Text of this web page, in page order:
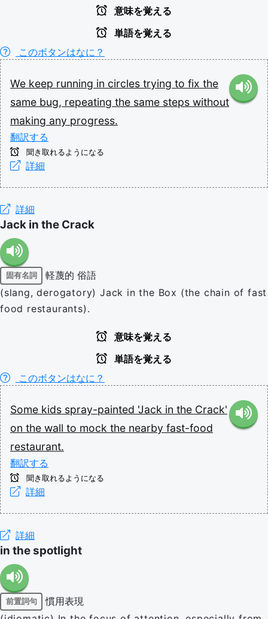
意味を覚える
単語を覚える
このボタンはなに？
We keep running in circles trying to fix the
same bug, repeating the same steps without
making any progress.
翻訳する
聞き取れるようになる
詳細
詳細
Jack in the Crack
固有名詞 軽蔑的 俗語
(slang, derogatory) Jack in the Box (the chain of fast
food restaurants).
意味を覚える
単語を覚える
このボタンはなに？
Some kids spray-painted 'Jack in the Crack'
on the wall to mock the nearby fast-food
restaurant.
翻訳する
聞き取れるようになる
詳細
詳細
in the spotlight
前置詞句
慣用表現